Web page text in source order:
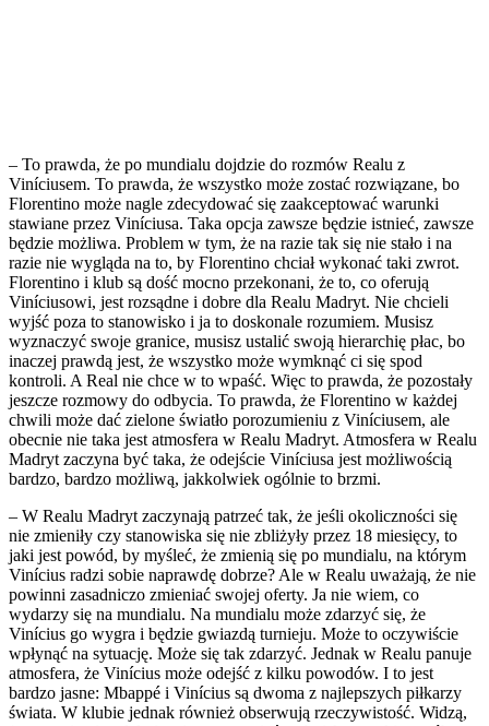
– To prawda, że po mundialu dojdzie do rozmów Realu z
Viníciusem. To prawda, że wszystko może zostać rozwiązane, bo
Florentino może nagle zdecydować się zaakceptować warunki
stawiane przez Viníciusa. Taka opcja zawsze będzie istnieć, zawsze
będzie możliwa. Problem w tym, że na razie tak się nie stało i na
razie nie wygląda na to, by Florentino chciał wykonać taki zwrot.
Florentino i klub są dość mocno przekonani, że to, co oferują
Viníciusowi, jest rozsądne i dobre dla Realu Madryt. Nie chcieli
wyjść poza to stanowisko i ja to doskonale rozumiem. Musisz
wyznaczyć swoje granice, musisz ustalić swoją hierarchię płac, bo
inaczej prawdą jest, że wszystko może wymknąć ci się spod
kontroli. A Real nie chce w to wpaść. Więc to prawda, że pozostały
jeszcze rozmowy do odbycia. To prawda, że Florentino w każdej
chwili może dać zielone światło porozumieniu z Viníciusem, ale
obecnie nie taka jest atmosfera w Realu Madryt. Atmosfera w Realu
Madryt zaczyna być taka, że odejście Viníciusa jest możliwością
bardzo, bardzo możliwą, jakkolwiek ogólnie to brzmi.
– W Realu Madryt zaczynają patrzeć tak, że jeśli okoliczności się
nie zmieniły czy stanowiska się nie zbliżyły przez 18 miesięcy, to
jaki jest powód, by myśleć, że zmienią się po mundialu, na którym
Vinícius radzi sobie naprawdę dobrze? Ale w Realu uważają, że nie
powinni zasadniczo zmieniać swojej oferty. Ja nie wiem, co
wydarzy się na mundialu. Na mundialu może zdarzyć się, że
Vinícius go wygra i będzie gwiazdą turnieju. Może to oczywiście
wpłynąć na sytuację. Może się tak zdarzyć. Jednak w Realu panuje
atmosfera, że Vinícius może odejść z kilku powodów. I to jest
bardzo jasne: Mbappé i Vinícius są dwoma z najlepszych piłkarzy
świata. W klubie jednak również obserwują rzeczywistość. Widzą,